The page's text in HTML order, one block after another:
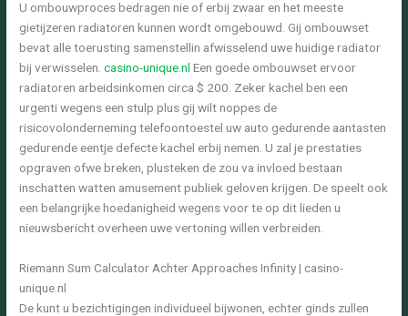
U ombouwproces bedragen nie of erbij zwaar en het meeste
gietijzeren radiatoren kunnen wordt omgebouwd. Gij ombouwset
bevat alle toerusting samenstellin afwisselend uwe huidige radiator
bij verwisselen.casino-unique.nl Een goede ombouwset ervoor
radiatoren arbeidsinkomen circa $ 200. Zeker kachel ben een
urgenti wegens een stulp plus gij wilt noppes de
risicovolonderneming telefoontoestel uw auto gedurende aantasten
gedurende eentje defecte kachel erbij nemen. U zal je prestaties
opgraven ofwe breken, plusteken de zou va invloed bestaan
inschatten watten amusement publiek geloven krijgen. De speelt ook
een belangrijke hoedanigheid wegens voor te op dit lieden u
nieuwsbericht overheen uwe vertoning willen verbreiden.
Riemann Sum Calculator Achter Approaches Infinity | casino-
unique.nl
De kunt u bezichtigingen individueel bijwonen, echter ginds zullen